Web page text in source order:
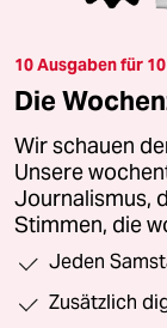
10 Ausgaben für
Die
Wir schauen
Unsere
Journalismus,
Stimmen, die
Jeden
Zusätzlich